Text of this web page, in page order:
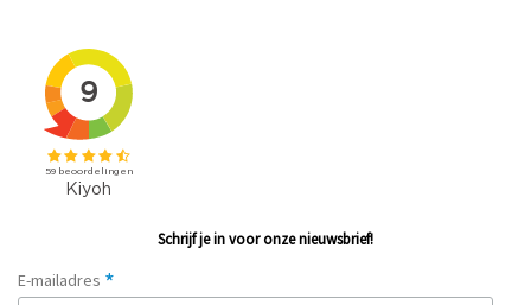
Schrijf je in voor onze nieuwsbrief!
E-mailadres *